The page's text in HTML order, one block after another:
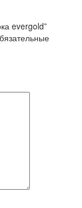
evergold”